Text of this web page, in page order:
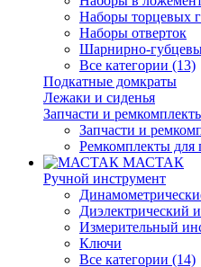
Наборы торцевых
Наборы отверток
Шарнирно-
Все категории (13)
Подкатные домкраты
Лежаки и сиденья
Запчасти и
Запчасти и
Ремкомплекты для
МАСТАК
Ручной инструмент
Диэлектрический
Измерительный
Ключи
Все категории (14)